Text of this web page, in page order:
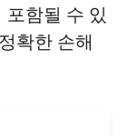
함될 수 있
확한 손해